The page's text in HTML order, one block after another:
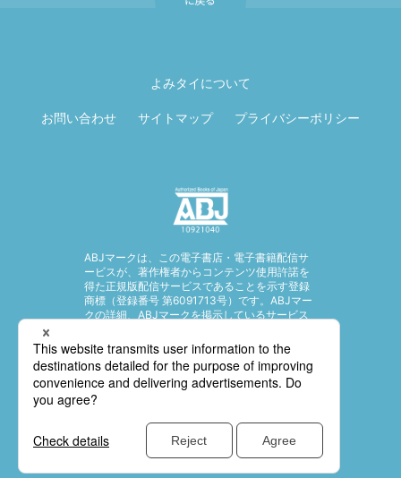
よみタイについて
お問い合わせ サイトマップ プライバシーポリシー
ABJマークは、この電子書店・電子書籍配信サ
ービスが、著作権者からコンテンツ使用許諾を
得た正規版配信サービスであることを示す登録
商標（登録番号 第6091713号）です。ABJマー
クの詳細、ABJマークを掲示しているサービス
© SHUEISHA Inc. All rights reserved.